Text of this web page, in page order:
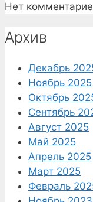
Нет
Архив
Декабрь
Ноябрь 2025
Октябрь
Сентябрь
Август 2025
Май 2025
Апрель 2025
Март 2025
Февраль